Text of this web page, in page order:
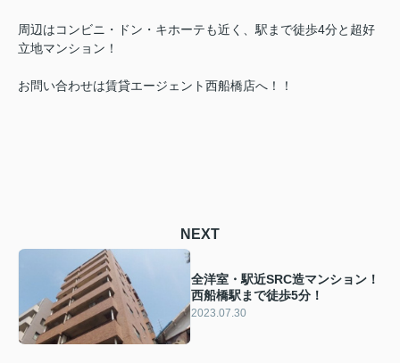
周辺はコンビニ・ドン・キホーテも近く、駅まで徒歩4分と超好
立地マンション！
お問い合わせは賃貸エージェント西船橋店へ！！
NEXT
全洋室・駅近SRC造マンション！
西船橋駅まで徒歩5分！
2023.07.30